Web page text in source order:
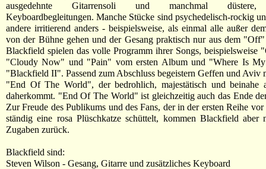
ausgedehnte Gitarrensoli und manchmal düstere,
Keyboardbegleitungen. Manche Stücke sind psychedelisch-rockig
andere irritierend anders - beispielsweise, als einmal alle außer
von der Bühne gehen und der Gesang praktisch nur aus dem
Blackfield spielen das volle Programm ihrer Songs, beispielsweise
"Cloudy Now" und "Pain" vom ersten Album und "Where Is
"Blackfield II". Passend zum Abschluss begeistern Geffen und Aviv
"End Of The World", der bedrohlich, majestätisch und beinahe
daherkommt. "End Of The World" ist gleichzeitig auch das Ende
Zur Freude des Publikums und des Fans, der in der ersten Reihe vor
ständig eine rosa Plüschkatze schüttelt, kommen Blackfield aber
Zugaben zurück.
Blackfield sind:
Steven Wilson - Gesang, Gitarre und zusätzliches Keyboard